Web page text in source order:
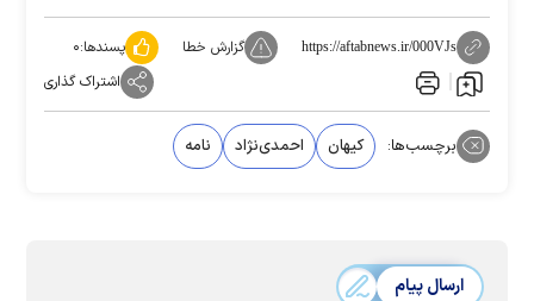
https://aftabnews.ir/000VJs گزارش خطا پسندها:۰
اشتراک گذاری
برچسب‌ها: کیهان احمدی‌نژاد نامه
ارسال پیام